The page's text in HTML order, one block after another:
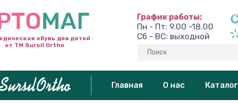
МАГ
обувь для детей
от ТМ Sursil Ortho
График работы:
Пн - Пт: 9.00 -18.00
Сб - ВС: выходной
Главная О нас Каталог